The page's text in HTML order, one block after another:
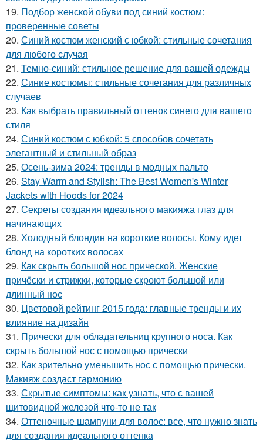
19. Подбор женской обуви под синий костюм:
проверенные советы
20. Синий костюм женский с юбкой: стильные сочетания
для любого случая
21. Темно-синий: стильное решение для вашей одежды
22. Синие костюмы: стильные сочетания для различных
случаев
23. Как выбрать правильный оттенок синего для вашего
стиля
24. Синий костюм с юбкой: 5 способов сочетать
элегантный и стильный образ
25. Осень-зима 2024: тренды в модных пальто
26. Stay Warm and Stylish: The Best Women's Winter
Jackets with Hoods for 2024
27. Секреты создания идеального макияжа глаз для
начинающих
28. Холодный блондин на короткие волосы. Кому идет
блонд на коротких волосах
29. Как скрыть большой нос прической. Женские
причёски и стрижки, которые скроют большой или
длинный нос
30. Цветовой рейтинг 2015 года: главные тренды и их
влияние на дизайн
31. Прически для обладательниц крупного носа. Как
скрыть большой нос с помощью прически
32. Как зрительно уменьшить нос с помощью прически.
Макияж создаст гармонию
33. Скрытые симптомы: как узнать, что с вашей
щитовидной железой что-то не так
34. Оттеночные шампуни для волос: все, что нужно знать
для создания идеального оттенка